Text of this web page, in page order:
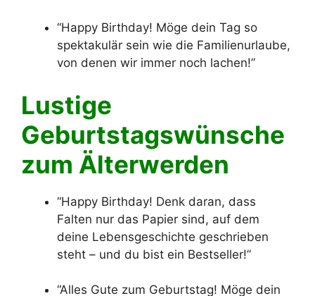
“Happy Birthday! Möge dein Tag so
spektakulär sein wie die Familienurlaube,
von denen wir immer noch lachen!”
Lustige
Geburtstagswünsche
zum Älterwerden
“Happy Birthday! Denk daran, dass
Falten nur das Papier sind, auf dem
deine Lebensgeschichte geschrieben
steht – und du bist ein Bestseller!”
“Alles Gute zum Geburtstag! Möge dein